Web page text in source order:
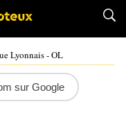
Lyonnais - OL
sur Google